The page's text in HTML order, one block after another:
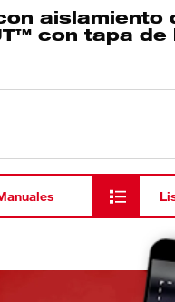
aislamiento
con tapa de